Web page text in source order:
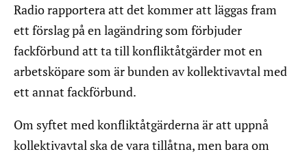
Radio rapportera att det kommer att läggas fram
ett förslag på en lagändring som förbjuder
fackförbund att ta till konfliktåtgärder mot en
arbetsköpare som är bunden av kollektivavtal med
ett annat fackförbund.
Om syftet med konfliktåtgärderna är att uppnå
kollektivavtal ska de vara tillåtna, men bara om